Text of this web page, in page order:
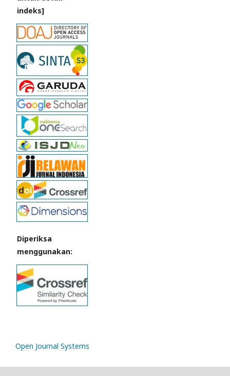
indeks]
Diperiksa
menggunakan:
Open Journal Systems